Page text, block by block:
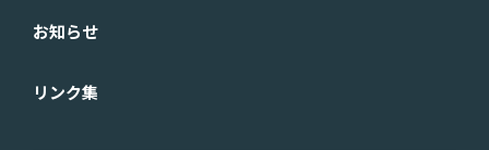
お知らせ
リンク集